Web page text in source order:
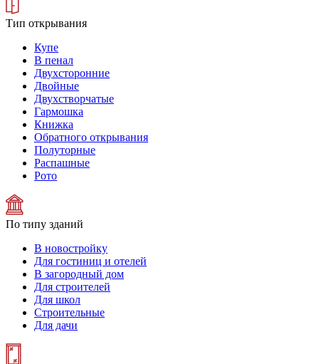
Тип открывания
Купе
В пенал
Двухсторонние
Двойные
Двухстворчатые
Гармошка
Книжка
Обратного открывания
Полуторные
Распашные
Рото
По типу зданий
В новостройку
Для гостиниц и отелей
В загородный дом
Для строителей
Для школ
Строительные
Для дачи